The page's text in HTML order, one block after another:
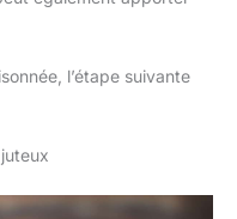
l’étape suivante